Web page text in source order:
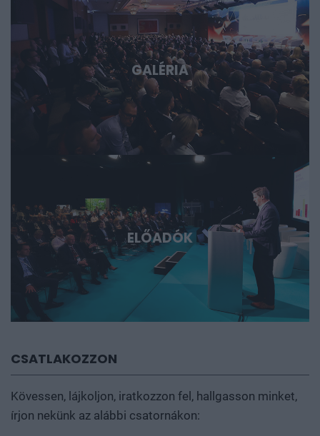
fórum azoknak, akik időben akarnak bekapcsolódni, a
következő évtizedek legfontosabb technológiai sztorijaiba.
GALÉRIA
ELŐADÓK
CSATLAKOZZON
Kövessen, lájkoljon, iratkozzon fel, hallgasson minket,
írjon nekünk az alábbi csatornákon: